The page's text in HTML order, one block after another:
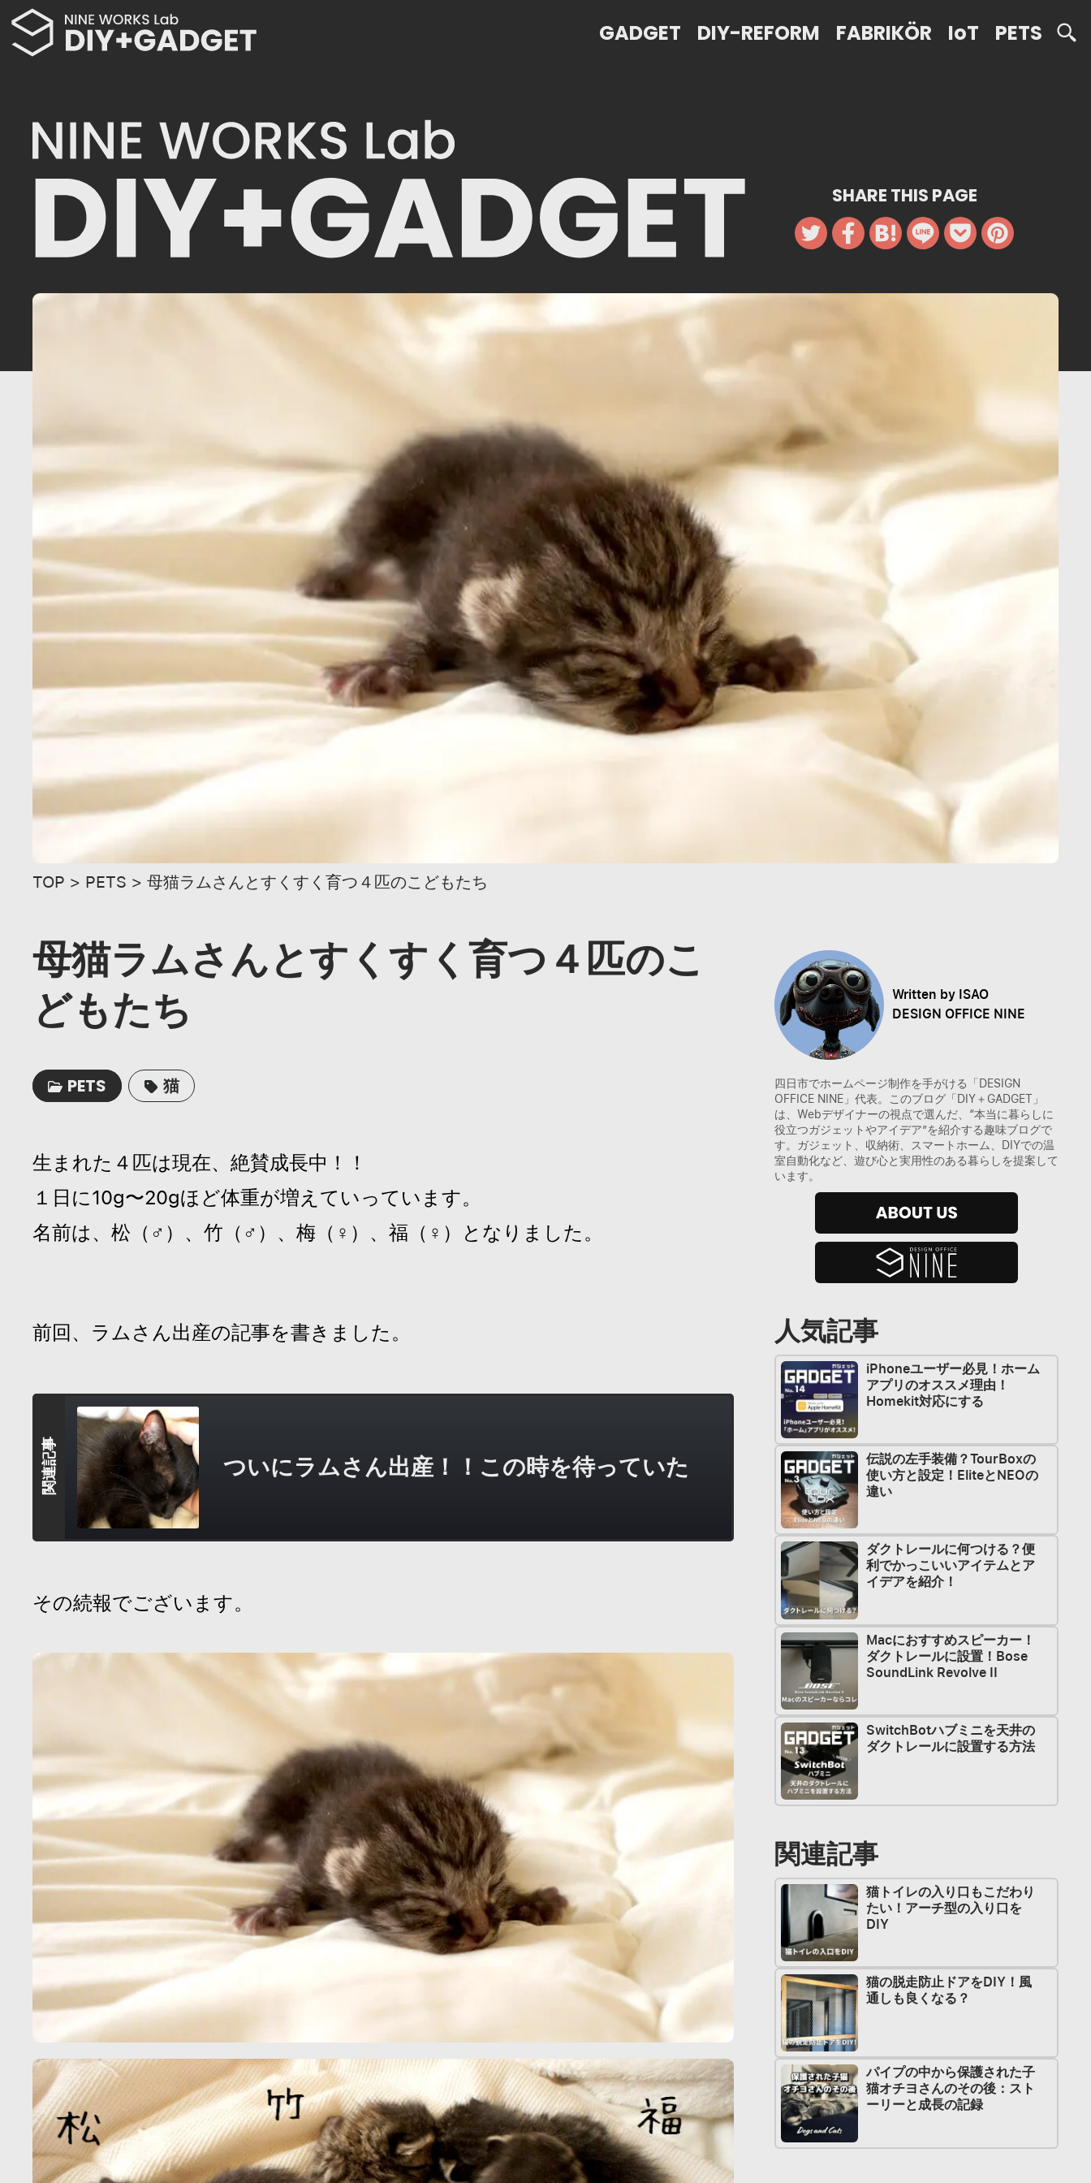
GADGET DIY-REFORM FABRIKÖR IoT PETS
SHARE THIS PAGE
TOP > PETS >母猫ラムさんとすくすく育つ４匹のこどもたち
母猫ラムさんとすくすく育つ４匹のこ
どもたち
PETS 猫
生まれた４匹は現在、絶賛成長中！！
１日に10g〜20gほど体重が増えていっています。
名前は、松（♂）、竹（♂）、梅（♀）、福（♀）となりました。
前回、ラムさん出産の記事を書きました。
ついにラムさん出産！！この時を待っていた
その続報でございます。
Written by ISAO
DESIGN OFFICE NINE
四日市でホームページ制作を手がける「DESIGN
OFFICE NINE」代表。このブログ「DIY＋GADGET」
は、Webデザイナーの視点で選んだ、“本当に暮らしに
役立つガジェットやアイデア”を紹介する趣味ブログで
す。ガジェット、収納術、スマートホーム、DIYでの温
室自動化など、遊び心と実用性のある暮らしを提案して
います。
人気記事
iPhoneユーザー必見！ホーム
アプリのオススメ理由！
Homekit対応にする
伝説の左手装備？TourBoxの
使い方と設定！EliteとNEOの
違い
ダクトレールに何つける？便
利でかっこいいアイテムとア
イデアを紹介！
Macにおすすめスピーカー！
ダクトレールに設置！Bose
SoundLink Revolve II
SwitchBotハブミニを天井の
ダクトレールに設置する方法
関連記事
猫トイレの入り口もこだわり
たい！アーチ型の入り口を
DIY
猫の脱走防止ドアをDIY！風
通しも良くなる？
パイプの中から保護された子
猫オチヨさんのその後：スト
ーリーと成長の記録